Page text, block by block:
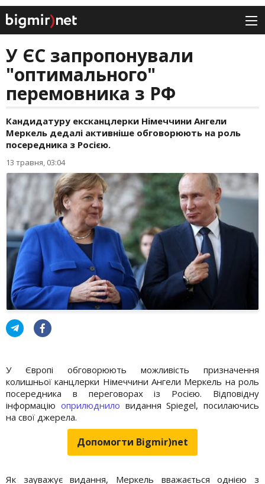
У ЄС запропонували
"оптимального"
перемовника з РФ
Кандидатуру ексканцлерки Німеччини Ангели
Меркель дедалі активніше обговорюють на роль
посередника з Росією.
13 травня, 03:04
У Європі обговорюють можливість призначення
колишньої канцлерки Німеччини Ангели Меркель на роль
посередника в переговорах із Росією. Відповідну
інформацію оприлюднило видання Spiegel, посилаючись
на свої джерела.
Допомогти Bigmir)net
Як зауважує видання, Меркель вважається однією з